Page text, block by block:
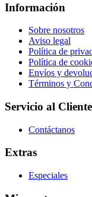
Información
Sobre nosotros
Aviso legal
Política de
Política de
Envíos y
Términos y
Servicio al Cliente
Contáctanos
Extras
Especiales